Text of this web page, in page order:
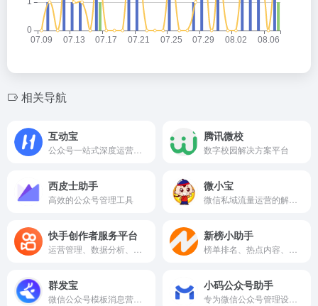
相关导航
互动宝 腾讯微校
数字校园解决方案平台
西皮士助手
高效的公众号管理工具
微小宝
快手创作者服务平台 新榜小助手
群发宝 小码公众号助手